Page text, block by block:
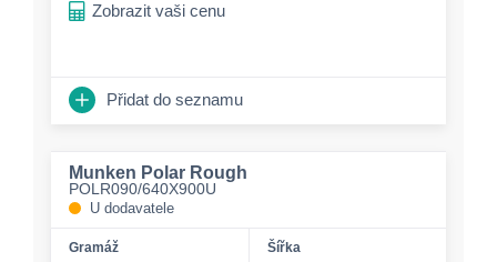
Zobrazit vaši cenu
Přidat do seznamu
Munken Polar Rough
POLR090/640X900U
U dodavatele
Gramáž
Šířka